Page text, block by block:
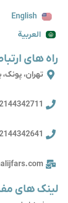
English
العربية
راه های
تهران، پونک،
لینک های